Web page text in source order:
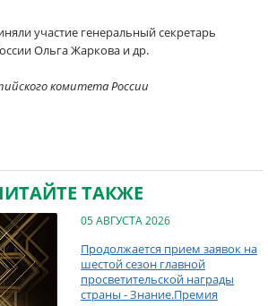
участие генеральный секретарь
Ольга Жаркова и др.
комитета России
ТАКЖЕ
05 АВГУСТА 2026
Продолжается прием заявок на
шестой сезон главной
просветительской награды
страны - Знание.Премия